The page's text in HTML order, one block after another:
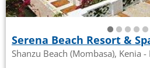
Serena Beach Resort &
Shanzu Beach (Mombasa), Kenia